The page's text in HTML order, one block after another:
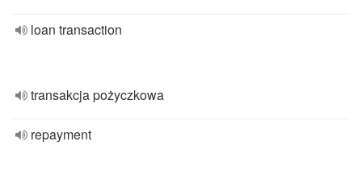
loan transaction
transakcja pożyczkowa
repayment